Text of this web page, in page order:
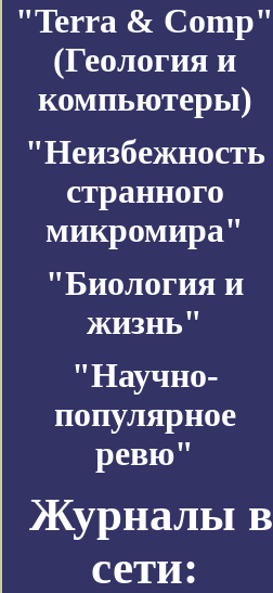
"Terra & Comp"
(Геология и
компьютеры)
"Неизбежность
странного
микромира"
"Биология и
жизнь"
"Научно-
популярное
ревю"
Журналы в
сети: